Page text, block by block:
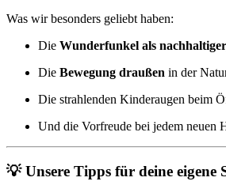
Was wir besonders geliebt haben:
Die Wunderfunkel als
Die Bewegung draußen in der
Die strahlenden Kinderaugen beim
Und die Vorfreude bei jedem neuen
💡 Unsere Tipps für deine eigene